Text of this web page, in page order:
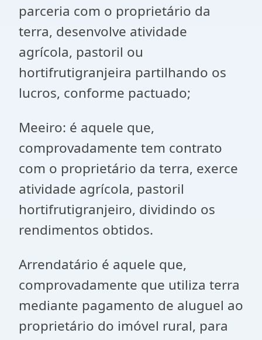
parceria com o proprietário da
terra, desenvolve atividade
agrícola, pastoril ou
hortifrutigranjeira partilhando os
lucros, conforme pactuado;
Meeiro: é aquele que,
comprovadamente tem contrato
com o proprietário da terra, exerce
atividade agrícola, pastoril
hortifrutigranjeiro, dividindo os
rendimentos obtidos.
Arrendatário é aquele que,
comprovadamente que utiliza terra
mediante pagamento de aluguel ao
proprietário do imóvel rural, para